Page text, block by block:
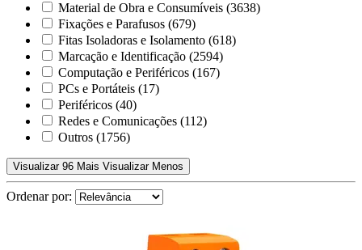
Material de Obra e Consumíveis (3638)
Fixações e Parafusos (679)
Fitas Isoladoras e Isolamento (618)
Marcação e Identificação (2594)
Computação e Periféricos (167)
PCs e Portáteis (17)
Periféricos (40)
Redes e Comunicações (112)
Outros (1756)
Visualizar 96 Mais Visualizar Menos
Ordenar por: